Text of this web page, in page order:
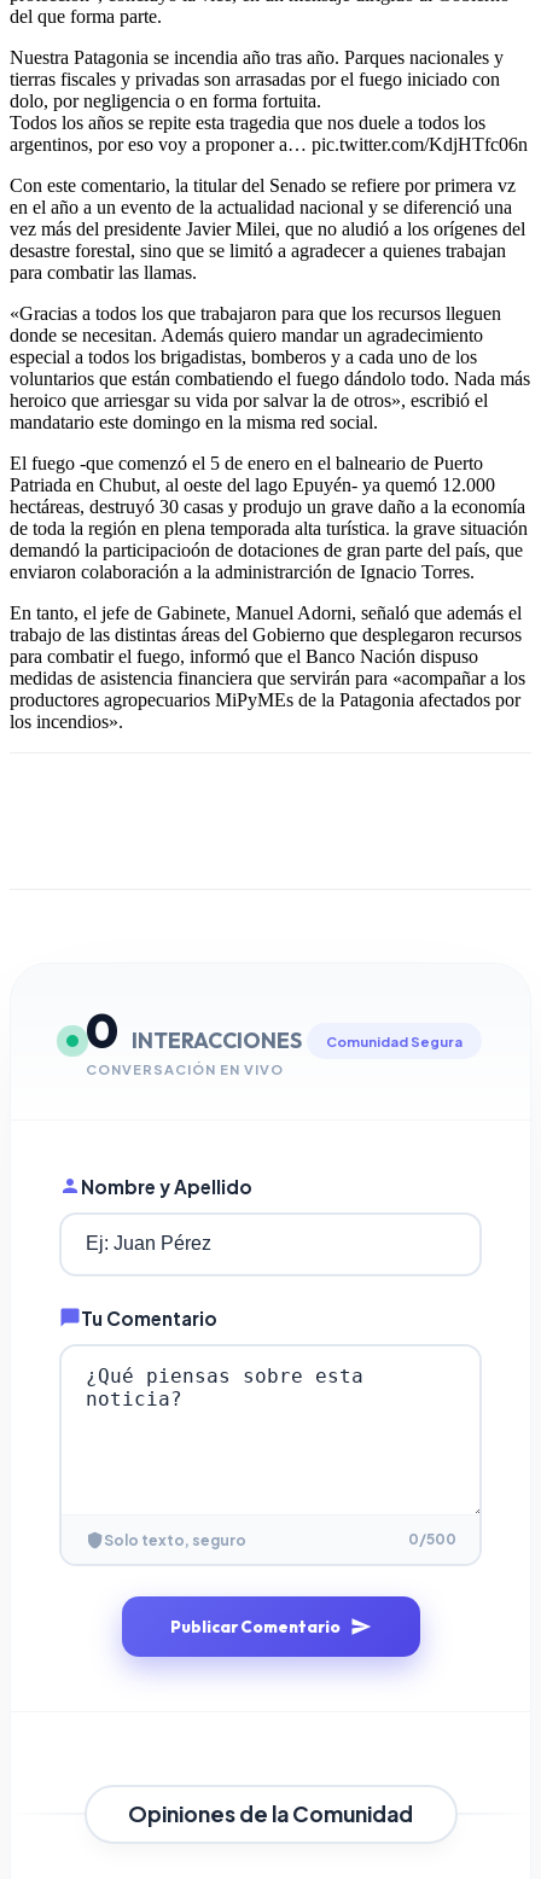
del que forma parte.
Nuestra Patagonia se incendia año tras año. Parques nacionales y
tierras fiscales y privadas son arrasadas por el fuego iniciado con
dolo, por negligencia o en forma fortuita.
Todos los años se repite esta tragedia que nos duele a todos los
argentinos, por eso voy a proponer a… pic.twitter.com/KdjHTfc06n
Con este comentario, la titular del Senado se refiere por primera vz
en el año a un evento de la actualidad nacional y se diferenció una
vez más del presidente Javier Milei, que no aludió a los orígenes del
desastre forestal, sino que se limitó a agradecer a quienes trabajan
para combatir las llamas.
«Gracias a todos los que trabajaron para que los recursos lleguen
donde se necesitan. Además quiero mandar un agradecimiento
especial a todos los brigadistas, bomberos y a cada uno de los
voluntarios que están combatiendo el fuego dándolo todo. Nada más
heroico que arriesgar su vida por salvar la de otros», escribió el
mandatario este domingo en la misma red social.
El fuego -que comenzó el 5 de enero en el balneario de Puerto
Patriada en Chubut, al oeste del lago Epuyén- ya quemó 12.000
hectáreas, destruyó 30 casas y produjo un grave daño a la economía
de toda la región en plena temporada alta turística. la grave situación
demandó la participacioón de dotaciones de gran parte del país, que
enviaron colaboración a la administrarción de Ignacio Torres.
En tanto, el jefe de Gabinete, Manuel Adorni, señaló que además el
trabajo de las distintas áreas del Gobierno que desplegaron recursos
para combatir el fuego, informó que el Banco Nación dispuso
medidas de asistencia financiera que servirán para «acompañar a los
productores agropecuarios MiPyMEs de la Patagonia afectados por
los incendios».
0 INTERACCIONES
CONVERSACIÓN EN VIVO
Comunidad Segura
Nombre y Apellido
Tu Comentario
Solo texto, seguro 0/500
Publicar Comentario
Opiniones de la Comunidad